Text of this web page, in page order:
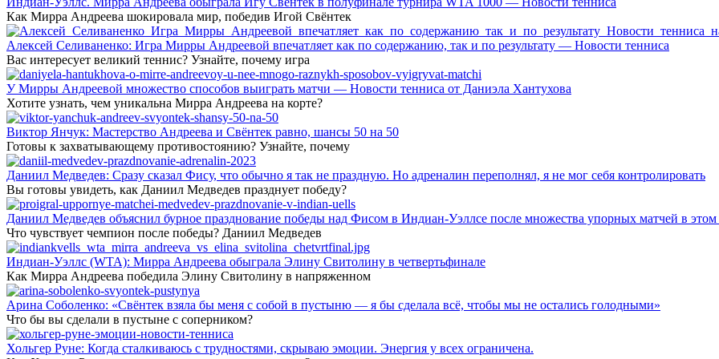
Как Мирра Андреева шокировала мир, победив Игой Свёнтек
Алексей Селиваненко: Игра Мирры Андреевой впечатляет как по содержанию, так и по результату — Новости тенниса
Вас интересует великий теннис? Узнайте, почему игра
У Мирры Андреевой множество способов выиграть матчи — Новости тенниса от Даниэла Хантухова
Хотите узнать, чем уникальна Мирра Андреева на корте?
Виктор Янчук: Мастерство Андреева и Свёнтек равно, шансы 50 на 50
Готовы к захватывающему противостоянию? Узнайте, почему
Даниил Медведев: Сразу сказал Фису, что обычно я так не праздную. Но адреналин переполнял, я не мог себя контролировать
Вы готовы увидеть, как Даниил Медведев празднует победу?
Даниил Медведев объяснил бурное празднование победы над Фисом в Индиан-Уэллсе после множества упорных матчей в этом
Что чувствует чемпион после победы? Даниил Медведев
Индиан-Уэллс (WTA): Мирра Андреева обыграла Элину Свитолину в четвертьфинале
Как Мирра Андреева победила Элину Свитолину в напряженном
Арина Соболенко: «Свёнтек взяла бы меня с собой в пустыню — я бы сделала всё, чтобы мы не остались голодными»
Что бы вы сделали в пустыне с соперником?
Хольгер Руне: Когда сталкиваюсь с трудностями, скрываю эмоции. Энергия у всех ограничена.